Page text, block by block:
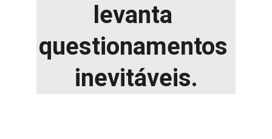
levanta
questionamentos
inevitáveis.